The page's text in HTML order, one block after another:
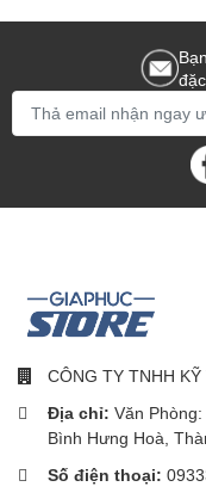
CÔNG TY TNHH
Địa chỉ: Văn
Bình Hưng Hoà,
Số điện thoại: